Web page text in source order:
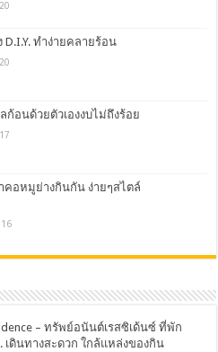
ทำง่ายคลายร้อน
ก้อนด้วยตัวเองงบไม่ถึงร้อย
คอหมูย่างกินกัน ง่ายๆสไตล์
– ทรัพย์อนันต์เรสซิเด้นซ์ ที่พัก
เดินทางสะดวก ใกล้แหล่งของกิน